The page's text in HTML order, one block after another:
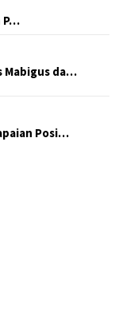
P…
Mabigus da…
Posi…